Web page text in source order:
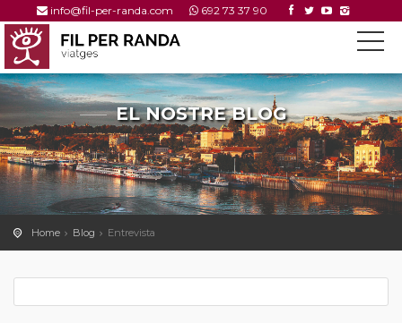
info@fil-per-randa.com 692 73 37 90
EL NOSTRE BLOG
---
Home Blog Entrevista